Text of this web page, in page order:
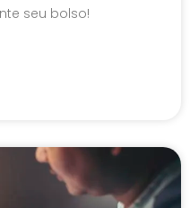
seu bolso!